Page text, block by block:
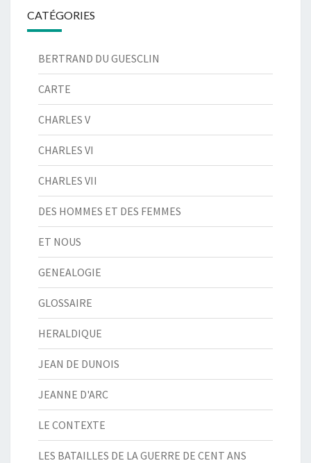
CATÉGORIES
BERTRAND DU GUESCLIN
CARTE
CHARLES V
CHARLES VI
CHARLES VII
DES HOMMES ET DES FEMMES
ET NOUS
GENEALOGIE
GLOSSAIRE
HERALDIQUE
JEAN DE DUNOIS
JEANNE D'ARC
LE CONTEXTE
LES BATAILLES DE LA GUERRE DE CENT ANS